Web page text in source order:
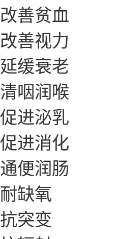
改善贫血
改善视力
延缓衰老
清咽润喉
促进泌乳
促进消化
通便润肠
耐缺氧
抗突变